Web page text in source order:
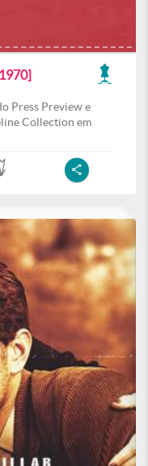
Press Preview e
Collection em